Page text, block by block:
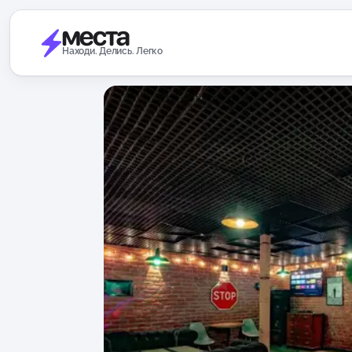
Находи. Делись. Легко